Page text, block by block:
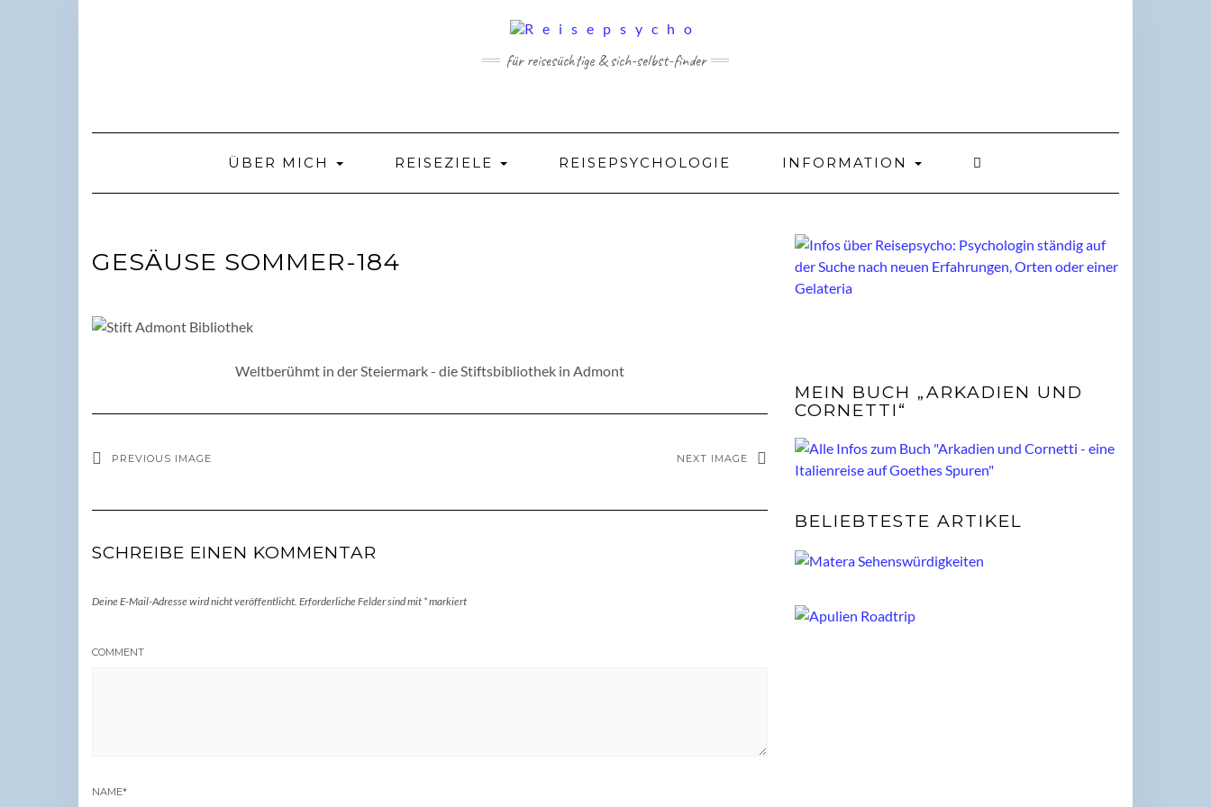
für reisesüchtige & sich-selbst-finder
ÜBER MICH REISEZIELE REISEPSYCHOLOGIE INFORMATION
GESÄUSE SOMMER-184
Weltberühmt in der Steiermark - die Stiftsbibliothek in Admont
PREVIOUS IMAGE NEXT IMAGE
SCHREIBE EINEN KOMMENTAR
Deine E-Mail-Adresse wird nicht veröffentlicht. Erforderliche Felder sind mit *markiert
COMMENT
NAME*
MEIN BUCH „ARKADIEN UND
CORNETTI“
BELIEBTESTE ARTIKEL